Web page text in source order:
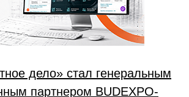
дело» стал генеральным
партнером BUDEXPO-